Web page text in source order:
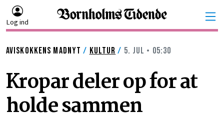
Log ind
AVISKOKKENS MADNYT / KULTUR / 5. JUL • 05:30
Kropar deler op for at
holde sammen